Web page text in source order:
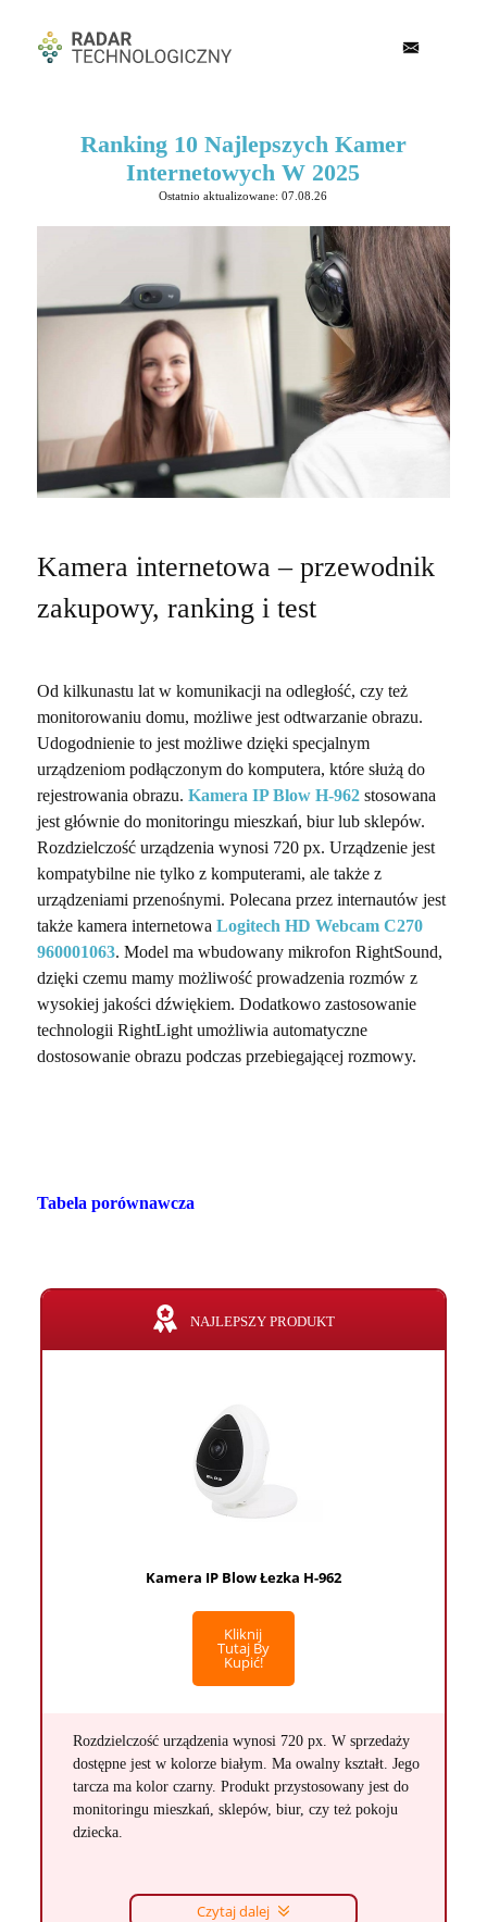
Ranking 10 Najlepszych Kamer
Internetowych W 2025
Ostatnio aktualizowane: 07.08.26
Kamera internetowa – przewodnik
zakupowy, ranking i test
Od kilkunastu lat w komunikacji na odległość, czy też
monitorowaniu domu, możliwe jest odtwarzanie obrazu.
Udogodnienie to jest możliwe dzięki specjalnym
urządzeniom podłączonym do komputera, które służą do
rejestrowania obrazu. Kamera IP Blow H-962stosowana
jest głównie do monitoringu mieszkań, biur lub sklepów.
Rozdzielczość urządzenia wynosi 720 px. Urządzenie jest
kompatybilne nie tylko z komputerami, ale także z
urządzeniami przenośnymi. Polecana przez internautów jest
także kamera internetowa Logitech HD Webcam C270
960001063. Model ma wbudowany mikrofon RightSound,
dzięki czemu mamy możliwość prowadzenia rozmów z
wysokiej jakości dźwiękiem. Dodatkowo zastosowanie
technologii RightLight umożliwia automatyczne
dostosowanie obrazu podczas przebiegającej rozmowy.
Tabela porównawcza
NAJLEPSZY PRODUKT
Kamera IP Blow Łezka H-962
Kliknij
Tutaj By
Kupić!
Rozdzielczość urządzenia wynosi 720 px. W sprzedaży
dostępne jest w kolorze białym. Ma owalny kształt. Jego
tarcza ma kolor czarny. Produkt przystosowany jest do
monitoringu mieszkań, sklepów, biur, czy też pokoju
dziecka.
Czytaj dalej